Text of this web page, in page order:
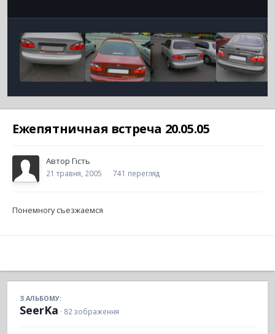
Ежепятничная встреча 20.05.05
Автор Гість
21 травня, 2005 741 перегляд
Понемногу съезжаемся
З АЛЬБОМУ:
SeerKa · 82 зображення